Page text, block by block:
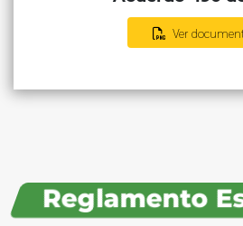
Ver
Reglamento